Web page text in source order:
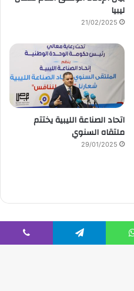
ليبيا
21/02/2025
اتحاد الصناعة الليبية يختتم
ملتقاه السنوي
29/01/2025
تيلقرام ڤايبر